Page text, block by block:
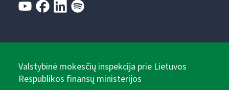
Valstybinė mokesčių inspekcija prie Lietuvos
Respublikos finansų ministerijos